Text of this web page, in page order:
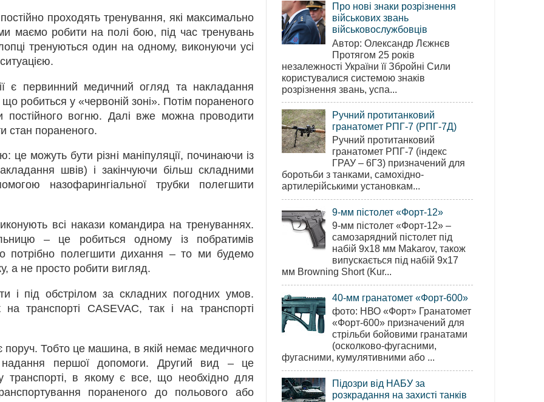
проходять тренування, які максимально
маємо робити на полі бою, під час тренувань
тренуються один на одному, виконуючи усі
є первинний медичний огляд та накладання
робиться у «червоній зоні». Потім пораненого
постійного вогню. Далі вже можна проводити
стан пораненого.
можуть бути різні маніпуляції, починаючи із
швів) і закінчуючи більш складними
назофарингіальної трубки полегшити
всі накази командира на тренуваннях.
– це робиться одному із побратимів
потрібно полегшити дихання – то ми будемо
а не просто робити вигляд.
і під обстрілом за складних погодних умов.
транспорті CASEVAC, так і на транспорті
Тобто це машина, в якій немає медичного
першої допомоги. Другий вид – це
транспорті, в якому є все, що необхідно для
пораненого до польового або
Про нові знаки розрізнення
військових звань
військовослужбовців
Автор: Олександр Лєжнєв
Протягом 25 років
незалежності України її Збройні Сили
користувалися системою знаків
розрізнення звань, успа...
Ручний протитанковий
гранатомет РПГ-7 (РПГ-7Д)
Ручний протитанковий
гранатомет РПГ-7 (індекс
ГРАУ – 6Г3) призначений для
боротьби з танками, самохідно-
артилерійськими установкам...
9-мм пістолет «Форт-12»
9-мм пістолет «Форт-12» –
самозарядний пістолет під
набій 9х18 мм Makarov, також
випускається під набій 9х17
мм Browning Short (Kur...
40-мм гранатомет «Форт-600»
фото: НВО «Форт» Гранатомет
«Форт-600» призначений для
стрільби бойовими гранатами
(осколково-фугасними,
фугасними, кумулятивними або ...
Підозри від НАБУ за
розкрадання на захисті танків